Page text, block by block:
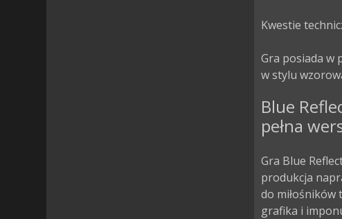
Kwestie
Gra posiada w
w stylu
Blue
pełna
Gra Blue
produkcja
do miłośników
grafika i